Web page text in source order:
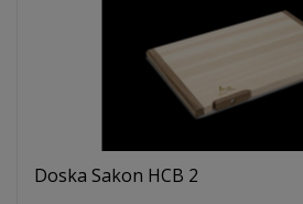
Doska Sakon HCB 2